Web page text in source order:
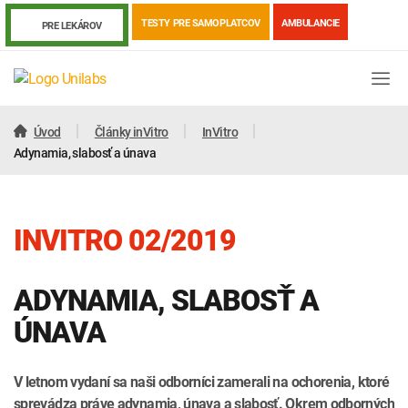
PRE LEKÁROV TESTY PRE SAMOPLATCOV AMBULANCIE
Genetika
Výsledky vyšetrení Kortizol Odberová príručka
Úvod Články inVitro
InVitro
Adynamia, slabosť a únava
INVITRO 02/2019
ADYNAMIA, SLABOSŤ A
ÚNAVA
V letnom vydaní sa naši odborníci zamerali na ochorenia, ktoré
sprevádza práve adynamia, únava a slabosť. Okrem odborných